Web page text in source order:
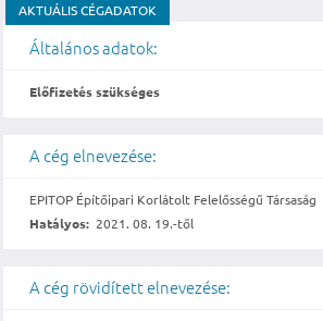
AKTUÁLIS CÉGADATOK
Általános adatok:
Előfizetés szükséges
A cég elnevezése:
EPITOP Építőipari Korlátolt Felelősségű Társaság
Hatályos: 2021. 08. 19.-től
A cég rövidített elnevezése: